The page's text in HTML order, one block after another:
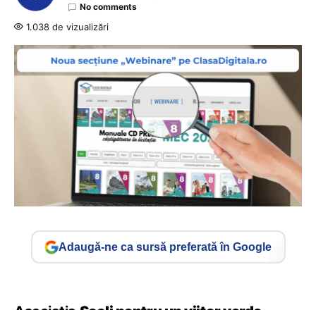
No comments
1.038 de vizualizări
Adaugă-ne ca sursă preferată în Google